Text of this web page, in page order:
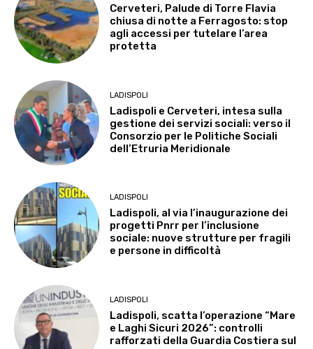
Cerveteri, Palude di Torre Flavia
chiusa di notte a Ferragosto: stop
agli accessi per tutelare l’area
protetta
LADISPOLI
Ladispoli e Cerveteri, intesa sulla
gestione dei servizi sociali: verso il
Consorzio per le Politiche Sociali
dell’Etruria Meridionale
LADISPOLI
Ladispoli, al via l’inaugurazione dei
progetti Pnrr per l’inclusione
sociale: nuove strutture per fragili
e persone in difficoltà
LADISPOLI
Ladispoli, scatta l’operazione “Mare
e Laghi Sicuri 2026”: controlli
rafforzati della Guardia Costiera sul